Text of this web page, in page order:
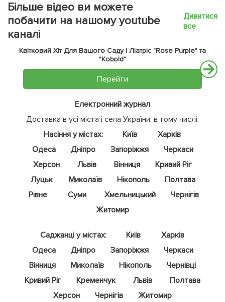
Більше відео ви можете
побачити на нашому youtube
каналі
Дивитися
все
Квітковий Хіт Для Вашого Саду | Ліатріс "Rose Purple" та
"Kobold"
Перейти
Електронний журнал
Доставка в усі міста і села України, в тому числі:
Насіння у містах:
Київ
Харків
Одеса
Дніпро Запоріжжя
Черкаси
Херсон
Львів Вінниця
Кривий Ріг
Луцьк
Миколаїв Нікополь
Полтава
Рівне
Суми Хмельницький
Чернігів
Житомир
Саджанці у містах: Київ
Харків
Одеса
Дніпро Запоріжжя
Черкаси
Вінниця
Миколаїв Нікополь
Чернівці
Кривий Ріг
Кременчук Львів
Полтава
Херсон
Чернігів Житомир